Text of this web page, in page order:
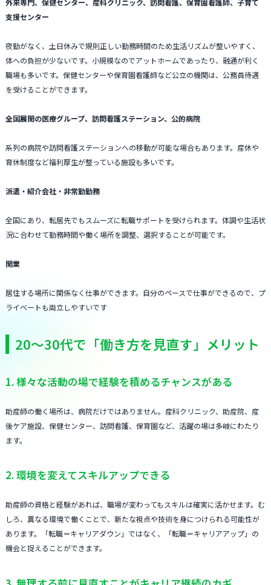
支援センター
夜勤がなく、土日休みで規則正しい勤務時間のため生活リズムが整いやすく、
体への負担が少ないです。小規模なのでアットホームであったり、融通が利く
職場も多いです。保健センターや保育園看護師など公立の機関は、公務員待遇
を受けることができます。
全国展開の医療グループ、訪問看護ステーション、公的病院
系列の病院や訪問看護ステーションへの移動が可能な場合もあります。産休や
育休制度など福利厚生が整っている施設も多いです。
派遣・紹介会社・非常勤勤務
全国にあり、転居先でもスムーズに転職サポートを受けられます。体調や生活状
況に合わせて勤務時間や働く場所を調整、選択することが可能です。
開業
居住する場所に関係なく仕事ができます。自分のペースで仕事ができるので、プ
ライベートも両立しやすいです
20〜30代で「働き方を見直す」メリット
1. 様々な活動の場で経験を積めるチャンスがある
助産師の働く場所は、病院だけではありません。産科クリニック、助産院、産
後ケア施設、保健センター、訪問看護、保育園など、活躍の場は多岐にわたり
ます。
2. 環境を変えてスキルアップできる
助産師の資格と経験があれば、職場が変わってもスキルは確実に活かせます。む
しろ、異なる環境で働くことで、新たな視点や技術を身につけられる可能性が
あります。「転職＝キャリアダウン」ではなく、「転職＝キャリアアップ」の
機会と捉えることができます。